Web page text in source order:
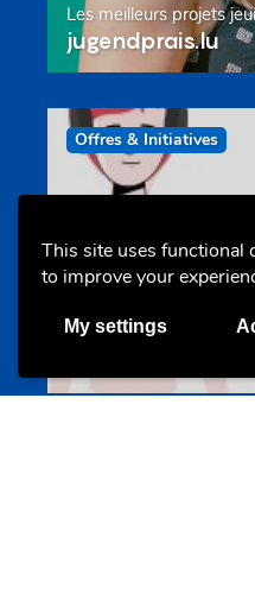
This site uses functional
to improve your
My settings
Les meilleurs projets
jugendprais.lu
Offres & Initiatives
Un projet de jeunes